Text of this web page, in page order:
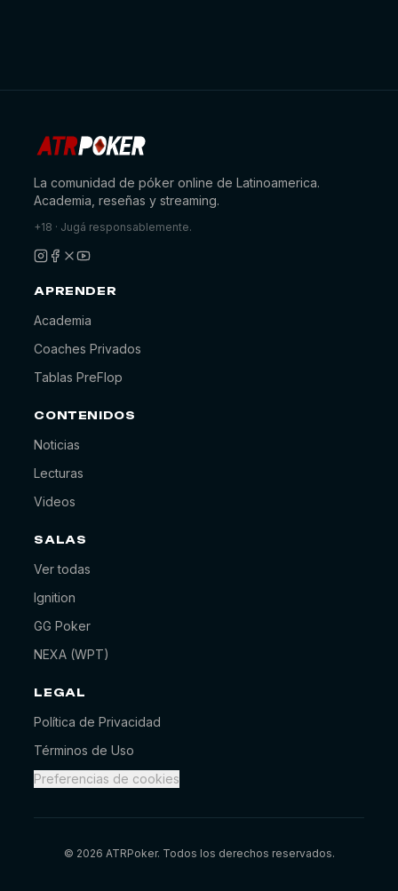
La comunidad de póker online de Latinoamerica.
Academia, reseñas y streaming.
+18 · Jugá responsablemente.
APRENDER
Academia
Coaches Privados
Tablas PreFlop
CONTENIDOS
Noticias
Lecturas
Videos
SALAS
Ver todas
Ignition
GG Poker
NEXA (WPT)
LEGAL
Política de Privacidad
Términos de Uso
Preferencias de cookies
© 2026 ATRPoker. Todos los derechos reservados.
En línea